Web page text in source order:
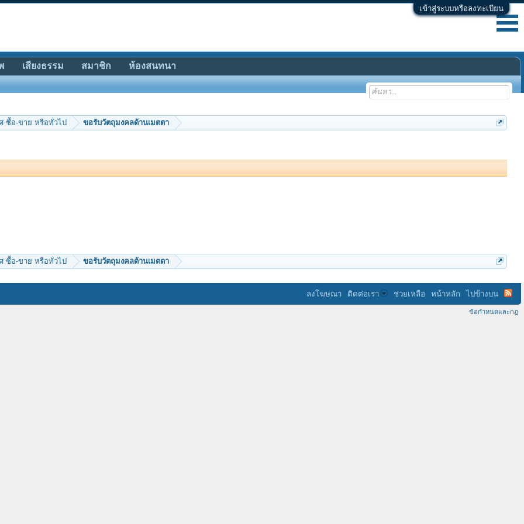
เข้าสู่ระบบหรือลงทะเบียน
ซื้อ-ขาย หรือทั่วไป ขอรับวัตถุมงคลด้านเมตตา
ซื้อ-ขาย หรือทั่วไป ขอรับวัตถุมงคลด้านเมตตา
เสียงธรรม สมาชิก ห้องสนทนา
ลงโฆษณา ติดต่อเรา ช่วยเหลือ หน้าหลัก ไปข้างบน
ข้อกำหนดและกฎ